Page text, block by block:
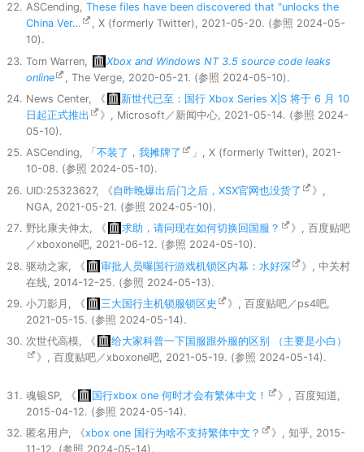
ASCending, These files have been discovered that "unlocks the
China Ver…
, X (formerly Twitter), 2021-05-20. (参照 2024-05-
10).
Tom Warren,
Xbox and Windows NT 3.5 source code leaks
online
, The Verge, 2020-05-21. (参照 2024-05-10).
News Center, 《
新世代已至：国行 Xbox Series X|S 将于 6 月 10
日起正式推出
》, Microsoft／新闻中心, 2021-05-14. (参照 2024-
05-10).
ASCending, 「 不装了，我摊牌了
」, X (formerly Twitter), 2021-
10-08. (参照 2024-05-10).
UID:25323627, 《自昨晚爆出后门之后，XSX官网也没货了
》,
NGA, 2021-05-21. (参照 2024-05-10).
野比康夫伸太, 《
求助，请问现在如何切换回国服？
》, 百度贴吧
／xboxone吧, 2021-06-12. (参照 2024-05-10).
驱动之家, 《
审批人员曝国行游戏机锁区内幕：水好深
》, 中关村
在线, 2014-12-25. (参照 2024-05-13).
小刀影月, 《
三大国行主机锁服锁区史
》, 百度贴吧／ps4吧,
2021-05-15. (参照 2024-05-14).
次世代高模, 《
给大家科普一下国服跟外服的区别 （主要是小白）
》, 百度贴吧／xboxone吧, 2021-05-19. (参照 2024-05-14).
魂银SP, 《 国行xbox one 何时才会有繁体中文！
》, 百度知道,
2015-04-12. (参照 2024-05-14).
匿名用户, 《xbox one 国行为啥不支持繁体中文？
》, 知乎, 2015-
11-12. (参照 2024-05-14).